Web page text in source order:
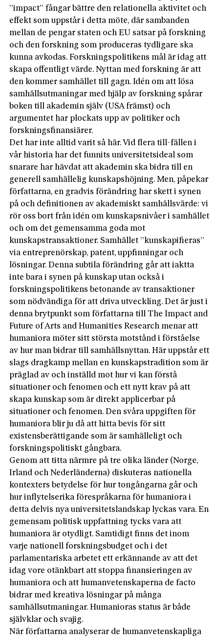
”impact” fångar bättre den relationella aktivitet och
effekt som uppstår i detta möte, där sambanden
mellan de pengar staten och EU satsar på forskning
och den forskning som produceras tydligare ska
kunna avkodas. Forskningspolitikens mål är idag att
skapa offentligt värde. Nyttan med forskning är att
den kommer samhället till gagn. Idén om att lösa
samhällsutmaningar med hjälp av forskning spårar
boken till akademin själv (USA främst) och
argumentet har plockats upp av politiker och
forskningsfinansiärer.
Det har inte alltid varit så här. Vid flera till-fällen i
vår historia har det funnits universitetsideal som
snarare har hävdat att akademin ska bidra till en
generell samhällelig kunskapshöjning. Men, påpekar
författarna, en gradvis förändring har skett i synen
på och definitionen av akademiskt samhällsvärde: vi
rör oss bort från idén om kunskapsnivåer i samhället
och om det gemensamma goda mot
kunskapstransaktioner. Samhället ”kunskapifieras”
via entreprenörskap, patent, uppfinningar och
lösningar. Denna subtila förändring går att iaktta
inte bara i synen på kunskap utan också i
forskningspolitikens betonande av transaktioner
som nödvändiga för att driva utveckling. Det är just i
denna brytpunkt som författarna till The Impact and
Future of Arts and Humanities Research menar att
humaniora möter sitt största motstånd i förståelse
av hur man bidrar till samhällsnyttan. Här uppstår ett
slags dragkamp mellan en kunskapstradition som är
präglad av och inställd mot hur vi kan förstå
situationer och fenomen och ett nytt krav på att
skapa kunskap som är direkt applicerbar på
situationer och fenomen. Den svåra uppgiften för
humaniora blir ju då att hitta bevis för sitt
existensberättigande som är samhälleligt och
forskningspolitiskt gångbara.
Genom att titta närmre på tre olika länder (Norge,
Irland och Nederländerna) diskuteras nationella
kontexters betydelse för hur tongångarna går och
hur inflytelserika förespråkarna för humaniora i
detta delvis nya universitetslandskap lyckas vara. En
gemensam politisk uppfattning tycks vara att
humaniora är otydligt. Samtidigt finns det inom
varje nationell forskningsbudget och i det
parlamentariska arbetet ett erkännande av att det
idag vore otänkbart att stoppa finansieringen av
humaniora och att humanvetenskaperna de facto
bidrar med kreativa lösningar på många
samhällsutmaningar. Humanioras status är både
självklar och svajig.
När författarna analyserar de humanvetenskapliga